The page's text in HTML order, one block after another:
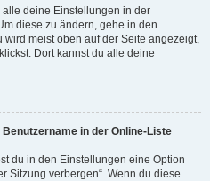
deine Einstellungen in der
diese zu ändern, gehe in den
wird meist oben auf der Seite angezeigt,
Dort kannst du alle deine
in der Online-Liste
du in den Einstellungen eine Option
Sitzung verbergen“. Wenn du diese